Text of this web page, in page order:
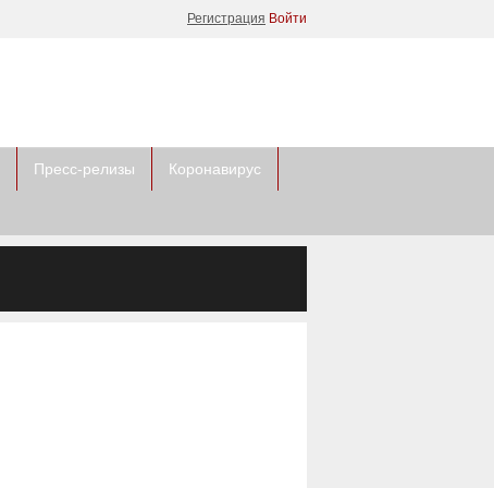
Регистрация Войти
Пресс-релизы Коронавирус